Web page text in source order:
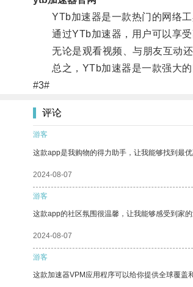
YTb加速器是一款热门的网络工
通过YTb加速器，用户可以享受
无论是观看视频、与朋友互动还
总之，YTb加速器是一款强大的
#3#
评论
游客
这款app是我购物的得力助手，让我能够找到最
2024-08-07
游客
这款app的社区氛围很温馨，让我能够感受到家的
2024-08-07
游客
这款加速器VPM应用程序可以给你提供全球覆盖